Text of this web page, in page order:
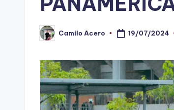
Publicado
por
Camilo Acero 19/07/2024